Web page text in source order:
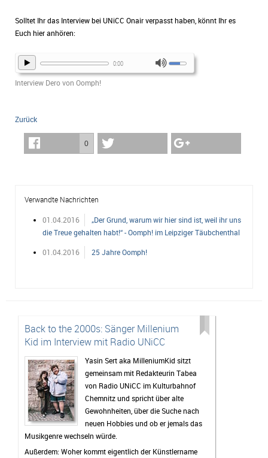
Solltet Ihr das Interview bei UNiCC Onair verpasst haben, könnt Ihr es
Euch hier anhören:
0:00
Interview Dero von Oomph!
Zurück
0
Verwandte Nachrichten
01.04.2016
„Der Grund, warum wir hier sind ist, weil ihr uns
die Treue gehalten habt!“ - Oomph! im Leipziger Täubchenthal
01.04.2016 25 Jahre Oomph!
Back to the 2000s: Sänger Millenium
Kid im Interview mit Radio UNiCC
Yasin Sert aka MilleniumKid sitzt
gemeinsam mit Redakteurin Tabea
von Radio UNiCC im Kulturbahnof
Chemnitz und spricht über alte
Gewohnheiten, über die Suche nach
neuen Hobbies und ob er jemals das
Musikgenre wechseln würde.
Außerdem: Woher kommt eigentlich der Künstlername